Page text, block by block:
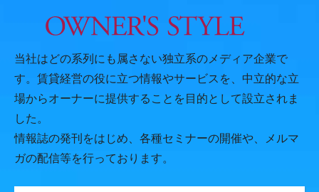
当社はどの系列にも属さない独立系のメディア企業で
す。賃貸経営の役に立つ情報やサービスを、中立的な立
場からオーナーに提供することを目的として設立されま
した。
情報誌の発刊をはじめ、各種セミナーの開催や、メルマ
ガの配信等を行っております。